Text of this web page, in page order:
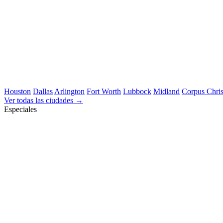
Houston Dallas Arlington Fort Worth Lubbock Midland Corpus
Ver todas las ciudades →
Especiales